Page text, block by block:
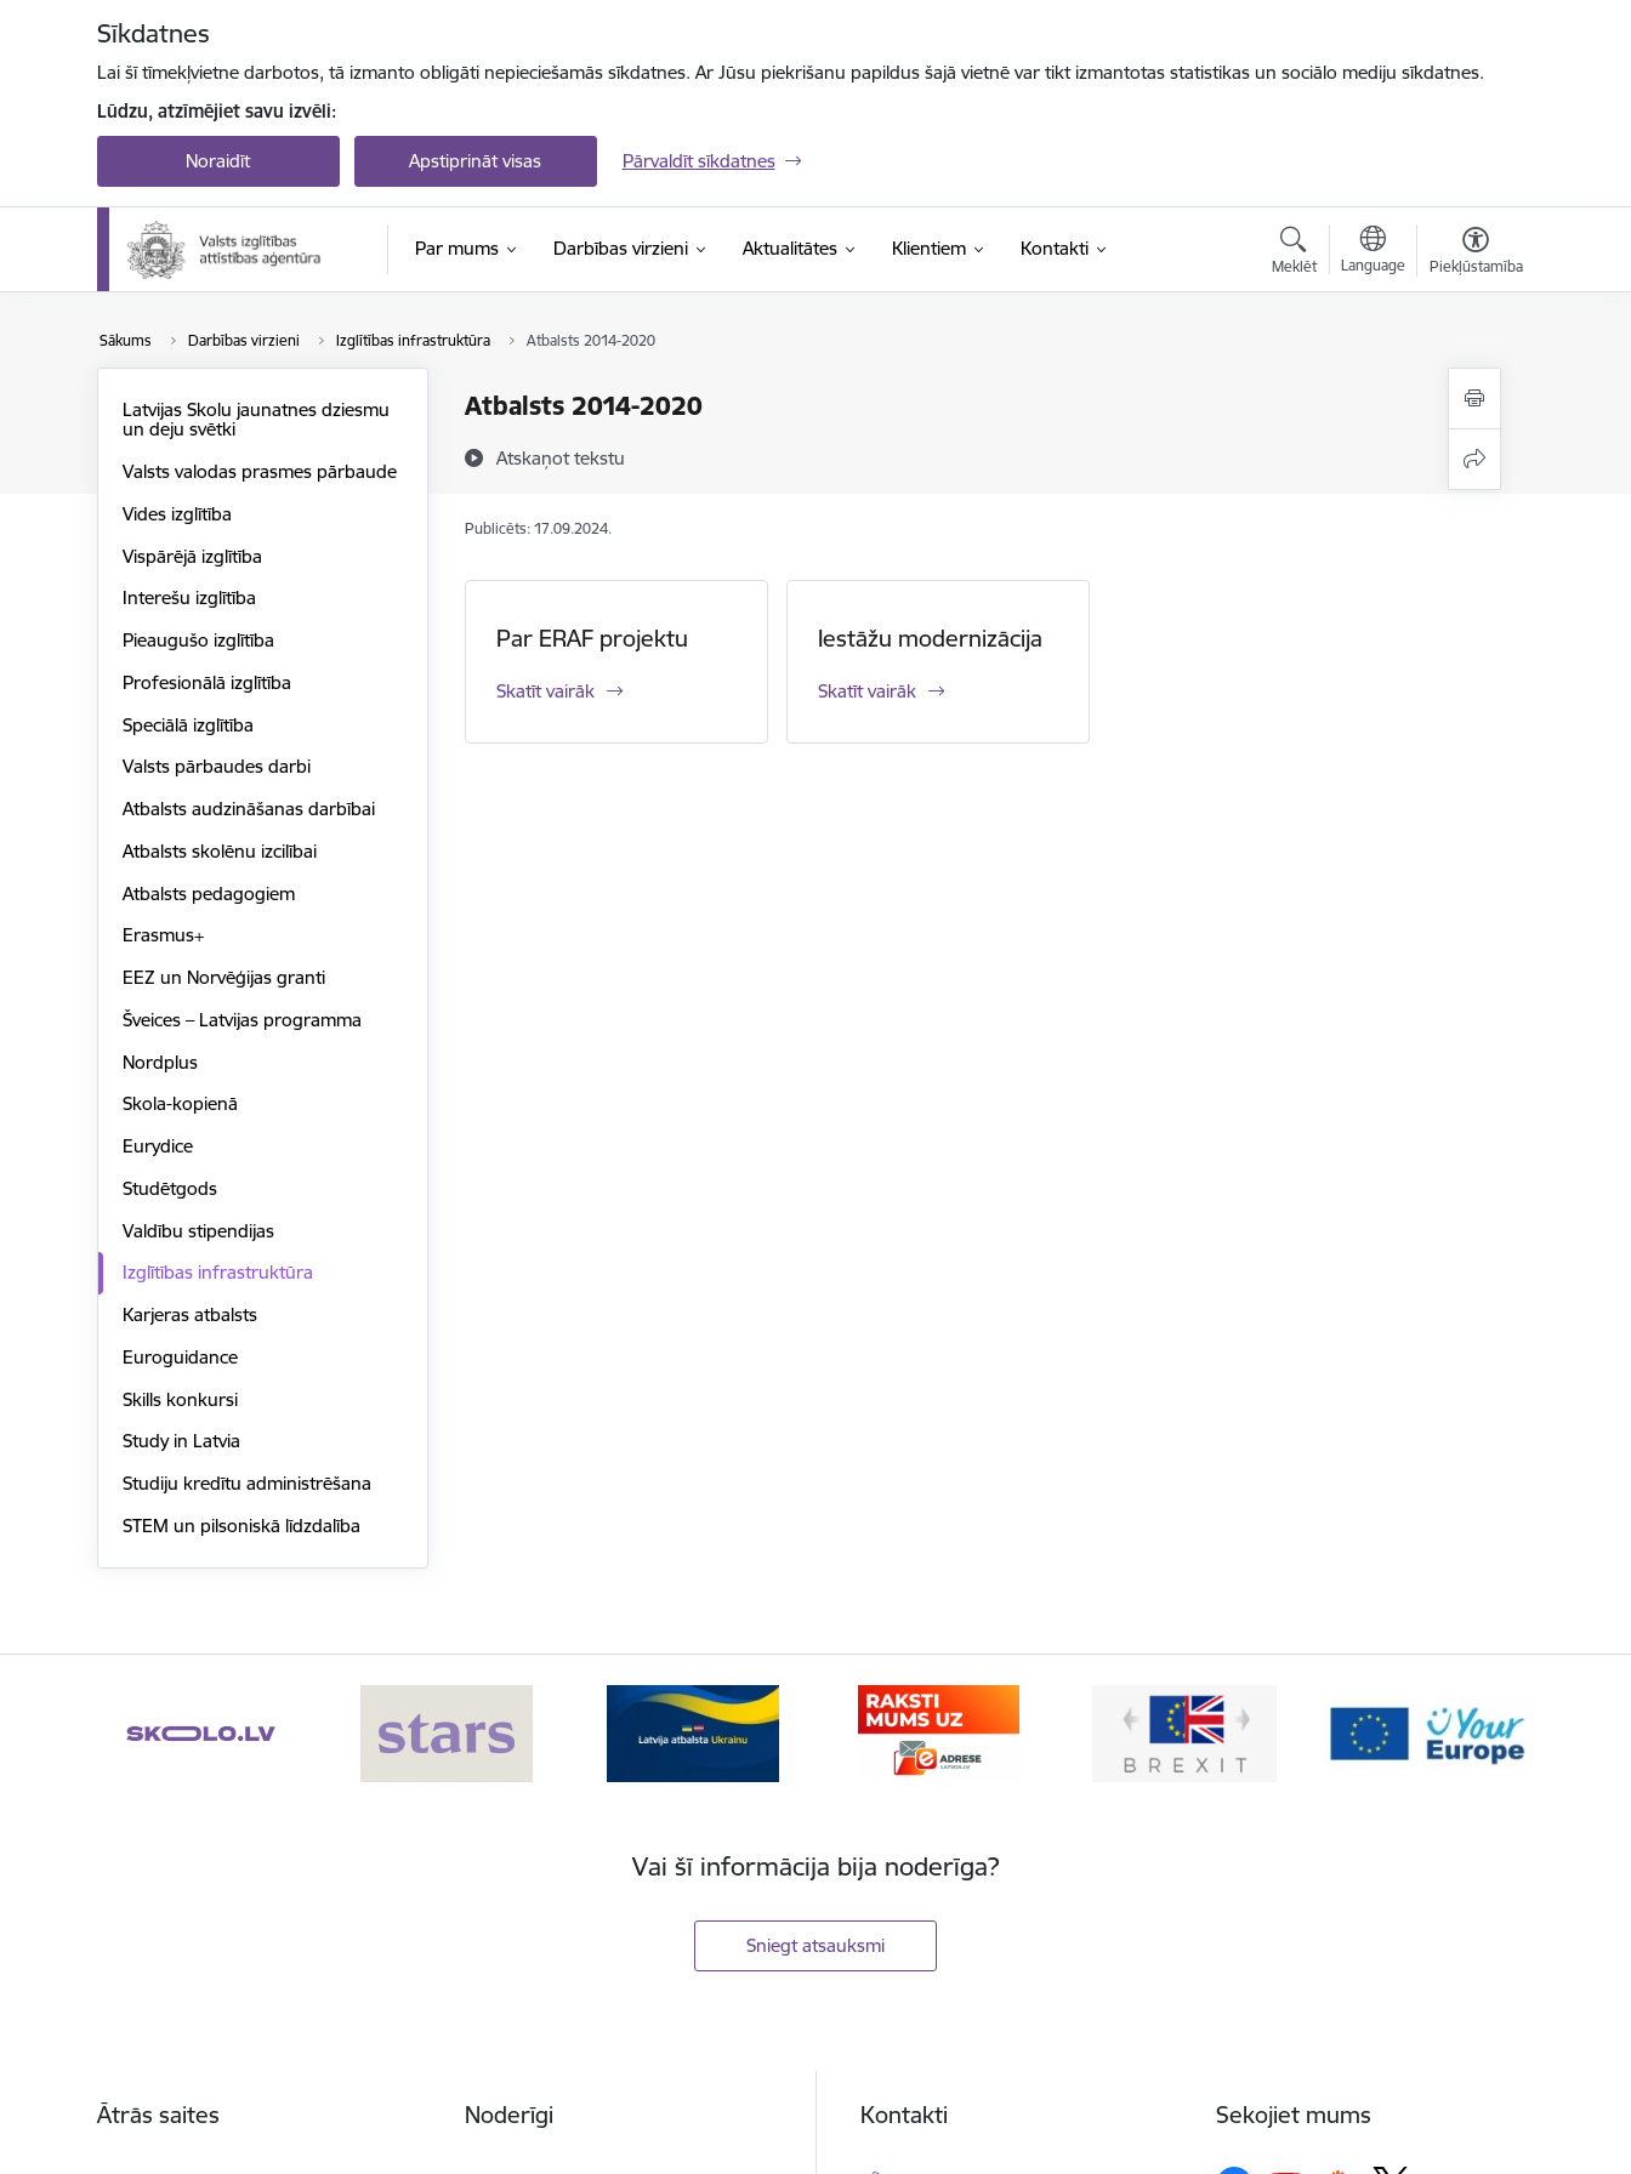
Sīkdatnes
Lai šī tīmekļvietne darbotos, tā izmanto obligāti nepieciešamās sīkdatnes. Ar Jūsu piekrišanu papildus šajā vietnē var tikt izmantotas statistikas un sociālo mediju sīkdatnes.
Lūdzu, atzīmējiet savu izvēli:
Noraidīt Apstiprināt visas Pārvaldīt sīkdatnes
Par mums Darbības virzieni Aktualitātes Klientiem Kontakti
Meklēt Language Piekļūstamība
Sākums Darbības virzieni Izglītības infrastruktūra Atbalsts 2014-2020
Atbalsts 2014-2020
Atskaņot tekstu
Latvijas Skolu jaunatnes dziesmu
un deju svētki
Valsts valodas prasmes pārbaude
Vides izglītība
Vispārējā izglītība
Interešu izglītība
Pieaugušo izglītība
Profesionālā izglītība
Speciālā izglītība
Valsts pārbaudes darbi
Atbalsts audzināšanas darbībai
Atbalsts skolēnu izcilībai
Atbalsts pedagogiem
Erasmus+
EEZ un Norvēģijas granti
Šveices – Latvijas programma
Nordplus
Skola-kopienā
Eurydice
Studētgods
Valdību stipendijas
Izglītības infrastruktūra
Karjeras atbalsts
Euroguidance
Skills konkursi
Study in Latvia
Studiju kredītu administrēšana
STEM un pilsoniskā līdzdalība
Publicēts: 17.09.2024.
Par ERAF projektu
Skatīt vairāk
Iestāžu modernizācija
Skatīt vairāk
Vai šī informācija bija noderīga?
Sniegt atsauksmi
Ātrās saites Noderīgi Kontakti Sekojiet mums